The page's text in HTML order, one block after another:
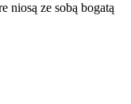
niosą ze sobą bogatą